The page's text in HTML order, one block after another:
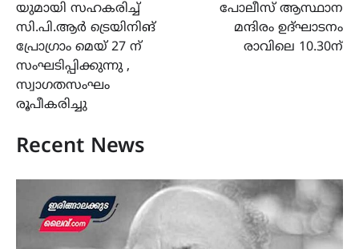
യുമായി സഹകരിച്ച്‌
സി.പി.ആർ ട്രെയിനിങ്
പ്രോഗ്രാം മെയ് 27 ന്
സംഘടിപ്പിക്കുന്നു ,
സ്വാഗതസംഘം
രൂപീകരിച്ചു
പോലീസ് ആസ്ഥാന
മന്ദിരം ഉദ്‌ഘാടനം
രാവിലെ 10.30ന്
Recent News